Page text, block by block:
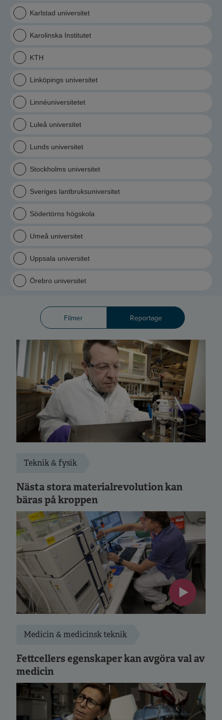
Karlstad universitet
Karolinska Institutet
KTH
Linköpings universitet
Linnéuniversitetet
Luleå universitet
Lunds universitet
Stockholms universitet
Sveriges lantbruksuniversitet
Södertörns högskola
Umeå universitet
Uppsala universitet
Örebro universitet
Reportage
Filmer
Teknik & fysik
Nästa stora materialrevolution kan
bäras på kroppen
Medicin & medicinsk teknik
Fettcellers egenskaper kan avgöra val av
medicin